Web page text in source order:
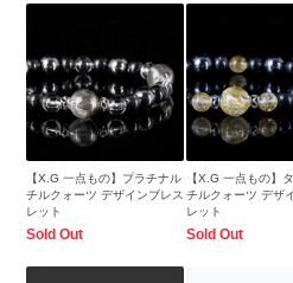
【X.G 一点もの】プラチナル
チルクォーツ デザインブレス
レット
Sold Out
【X.G 一点もの】
チルクォーツ デザ
レット
Sold Out